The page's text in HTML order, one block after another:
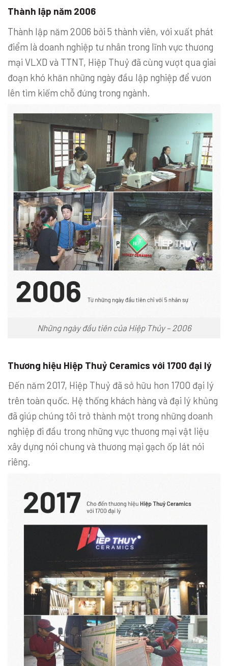
Thành lập năm 2006
Thành lập năm 2006 bởi 5 thành viên, với xuất phát
điểm là doanh nghiệp tư nhân trong lĩnh vực thương
mại VLXD và TTNT, Hiệp Thuỷ đã cùng vượt qua giai
đoạn khó khăn những ngày đầu lập nghiệp để vươn
lên tìm kiếm chỗ đứng trong ngành.
Những ngày đầu tiên của Hiệp Thủy – 2006
Thương hiệu Hiệp Thuỷ Ceramics với 1700 đại lý
Đến năm 2017, Hiệp Thuỷ đã sở hữu hơn 1700 đại lý
trên toàn quốc. Hệ thống khách hàng và đại lý khủng
đã giúp chúng tôi trở thành một trong những doanh
nghiệp đi đầu trong những vực thương mại vật liệu
xây dựng nói chung và thương mại gạch ốp lát nói
riêng.